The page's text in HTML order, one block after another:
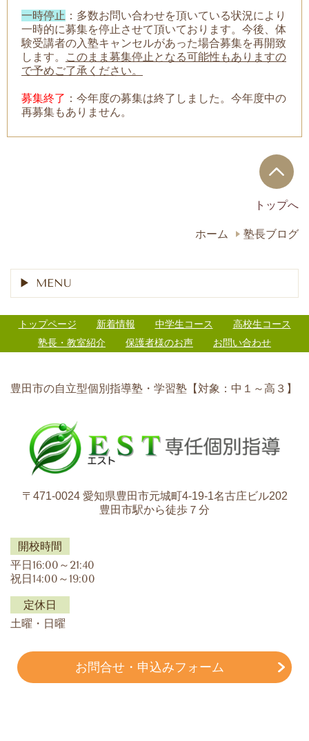
一時停止 ： 多数お問い合わせを頂いている状況により
一時的に募集を停止させて頂いております。今後、体
験受講者の入塾キャンセルがあった場合募集を再開致
します。
このまま募集停止となる可能性もありますの
で予めご了承ください。
募集終了 ：今年度の募集は終了しました。今年度中の
再募集もありません。
トップへ
ホーム 塾長ブログ
MENU
トップページ 新着情報 中学生コース
高校生コース
塾長・教室紹介
保護者様のお声 お問い合わせ
豊田市の自立型個別指導塾・学習塾【対象：中１～高３】
〒471-0024 愛知県豊田市元城町4-19-1名古庄ビル202
豊田市駅から徒歩７分
開校時間
平日16:00～21:40
祝日14:00～19:00
定休日
土曜・日曜
お問合せ・申込みフォーム